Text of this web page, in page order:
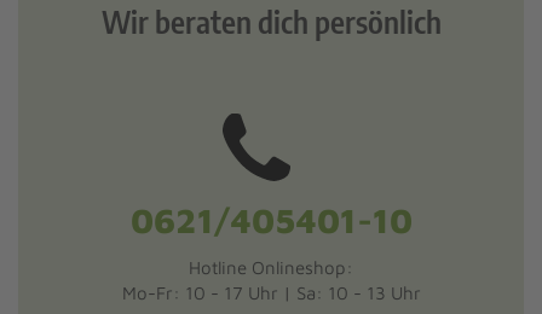
Wir beraten dich persönlich
Hotline Onlineshop: